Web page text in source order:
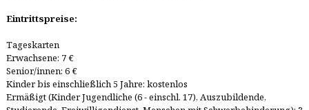
Eintrittspreise:
Tageskarten
Erwachsene: 7 €
Senior/innen: 6 €
Kinder bis einschließlich 5 Jahre: kostenlos
Ermäßigt (Kinder Jugendliche (6 - einschl. 17), Auszubildende,